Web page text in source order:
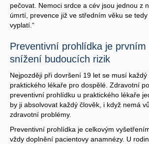
pečovat. Nemoci srdce a cév jsou jednou z
úmrtí, prevence již ve středním věku se
vyplatí.“
Preventivní prohlídka je prvním
snížení budoucích rizik
Nejpozději při dovršení 19 let se musí
praktického lékaře pro dospělé. Zdravotní
preventivní prohlídku u praktického lékaře
by ji absolvovat každý člověk, i když nemá
zdravotní problémy.
Preventivní prohlídka je celkovým
vždy doplnění pacientovy anamnézy. U